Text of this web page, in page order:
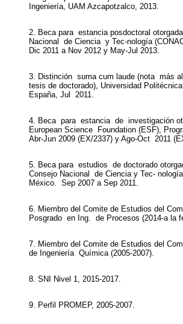
Ingeniería, UAM Azcapotzalco, 2013.
2. Beca para estancia posdoctoral
Nacional de Ciencia y Tec-nología
Dic 2011 a Nov 2012 y May-Jul 2013.
3. Distinción suma cum laude (nota más
tesis de doctorado), Universidad
España, Jul 2011.
4. Beca para estancia de investigación
European Science Foundation (ESF),
Abr-Jun 2009 (EX/2337) y Ago-Oct 2011
5. Beca para estudios de doctorado
Consejo Nacional de Ciencia y Tec-
México. Sep 2007 a Sep 2011.
6. Miembro del Comite de Estudios del
Posgrado en Ing. de Procesos (2014-a la
7. Miembro del Comite de Estudios del
de Ingeniería Química (2005-2007).
8. SNI Nivel 1, 2015-2017.
9. Perfil PROMEP, 2005-2007.